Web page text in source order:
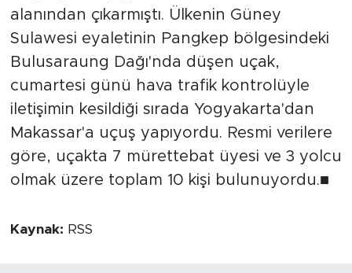
alanından çıkarmıştı. Ülkenin Güney
Sulawesi eyaletinin Pangkep bölgesindeki
Bulusaraung Dağı'nda düşen uçak,
cumartesi günü hava trafik kontrolüyle
iletişimin kesildiği sırada Yogyakarta'dan
Makassar'a uçuş yapıyordu. Resmi verilere
göre, uçakta 7 mürettebat üyesi ve 3 yolcu
olmak üzere toplam 10 kişi bulunuyordu.■
Kaynak: RSS